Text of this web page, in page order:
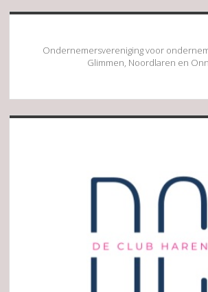
Ondernemersvereniging voor
Glimmen, Noordlaren en